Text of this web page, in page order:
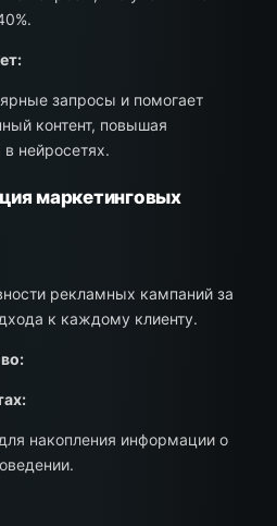
запросы и помогает
контент, повышая
в нейросетях.
маркетинговых
рекламных кампаний за
к каждому клиенту.
накопления информации о